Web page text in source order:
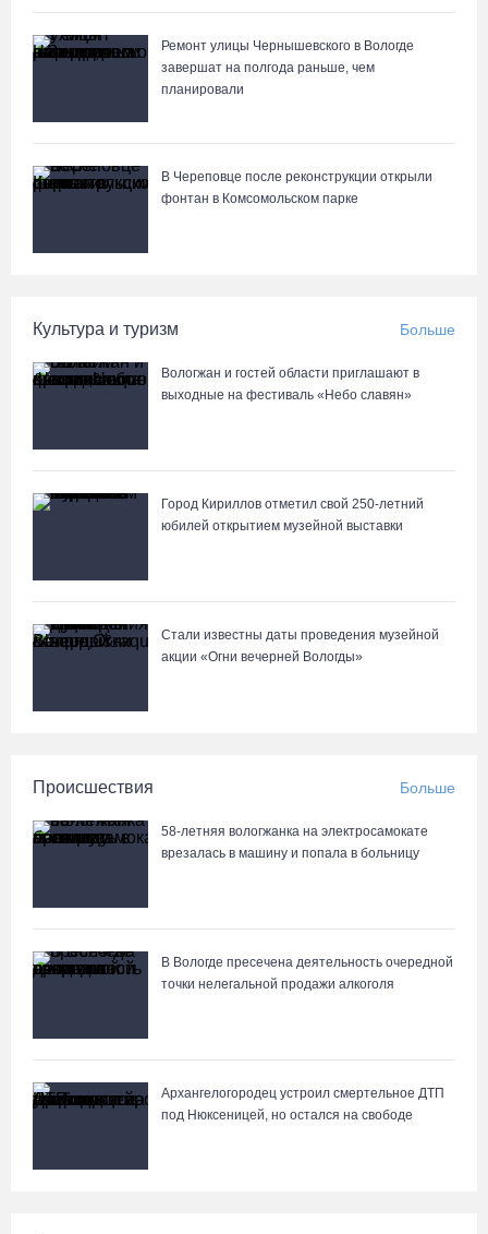
Более 35 тысяч телемедицинских консультаций проведено на
В Шекснинском округе утонул выпавший из лодки пенсионер
06.08.26 / 11:39
В поселке Щепье Бабаевского округа открыли
06.08.26 / 11:20
Ремонт улицы Чернышевского в Вологде
завершат на полгода раньше, чем
планировали
В Череповце после реконструкции открыли
фонтан в Комсомольском парке
Культура и туризм Больше
Вологжан и гостей области приглашают в
выходные на фестиваль «Небо славян»
Город Кириллов отметил свой 250-летний
юбилей открытием музейной выставки
Стали известны даты проведения музейной
акции «Огни вечерней Вологды»
Происшествия Больше
58-летняя вологжанка на электросамокате
врезалась в машину и попала в больницу
В Вологде пресечена деятельность очередной
точки нелегальной продажи алкоголя
Архангелогородец устроил смертельное ДТП
под Нюксеницей, но остался на свободе